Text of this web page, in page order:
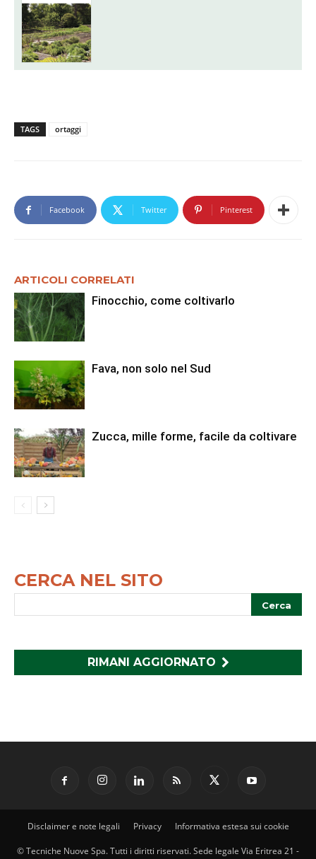
TAGS ortaggi
Facebook Twitter Pinterest
ARTICOLI CORRELATI
Finocchio, come coltivarlo
Fava, non solo nel Sud
Zucca, mille forme, facile da coltivare
CERCA NEL SITO
RIMANI AGGIORNATO
Disclaimer e note legali Privacy Informativa estesa sui cookie
© Tecniche Nuove Spa. Tutti i diritti riservati. Sede legale Via Eritrea 21 -